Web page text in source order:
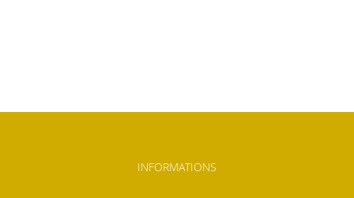
INFORMATIONS